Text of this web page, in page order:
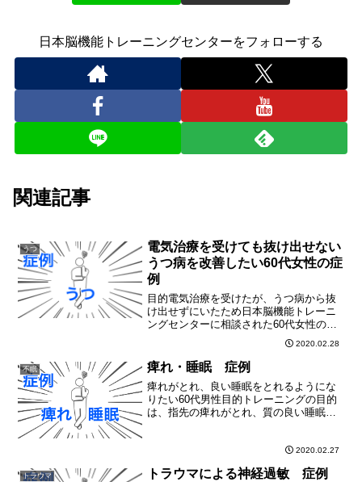
日本脳機能トレーニングセンターをフォローする
関連記事
うつ
電気治療を受けても抜け出せない
うつ病を改善したい60代女性の症
例
目的電気治療を受けたが、うつ病から抜
け出せずにいたため日本脳機能トレーニ
ングセンターに相談された60代女性の症
例です。状態電気治療を10回受けた。受
けた時は良くなるが、戻ってしまう食欲
がないご飯を作る気力がわかない体を動
かすのが大変気分が沈...
2020.02.28
不眠 痺れ・睡眠 症例
痺れがとれ、良い睡眠をとれるようにな
りたい60代男性目的トレーニングの目的
は、指先の痺れがとれ、質の良い睡眠を
寝ているとき、必ず１回は起きてしまう
トレーニング内容右脳と...
2020.02.27
トラウマ トラウマによる神経過敏 症例